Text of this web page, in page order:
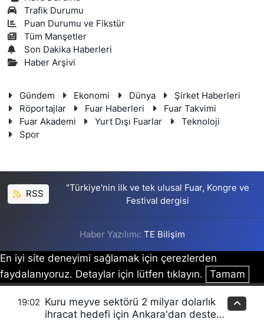
Trafik Durumu
Puan Durumu ve Fikstür
Tüm Manşetler
Son Dakika Haberleri
Haber Arşivi
Gündem Ekonomi Dünya
Şirket Haberleri
Röportajlar
Fuar Haberleri
Fuar Takvimi
Fuar Akademi
Yurt Dışı Fuarlar
Teknoloji
Spor
RSS
"Türkiye'nin ilk ve tek ulusal Fuar, Kongre ve
Festival dergisi
Haber Yazılımı: TE Bilişim
En iyi site deneyimi sağlamak için çerezlerden
faydalanıyoruz. Detaylar için lütfen tıklayın.
Tamam
19:02 Kuru meyve sektörü 2 milyar dolarlık
ihracat hedefi için Ankara'dan destek